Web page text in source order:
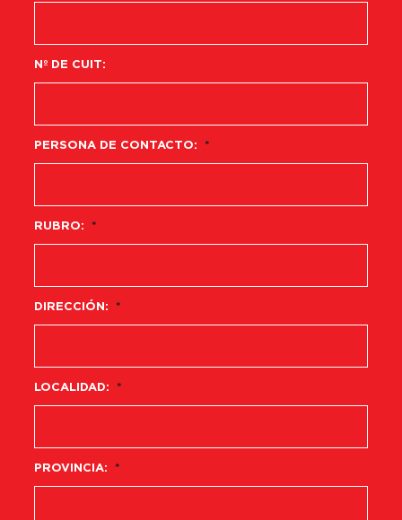
Nº DE CUIT:
PERSONA DE CONTACTO: *
RUBRO: *
DIRECCIÓN: *
LOCALIDAD: *
PROVINCIA: *